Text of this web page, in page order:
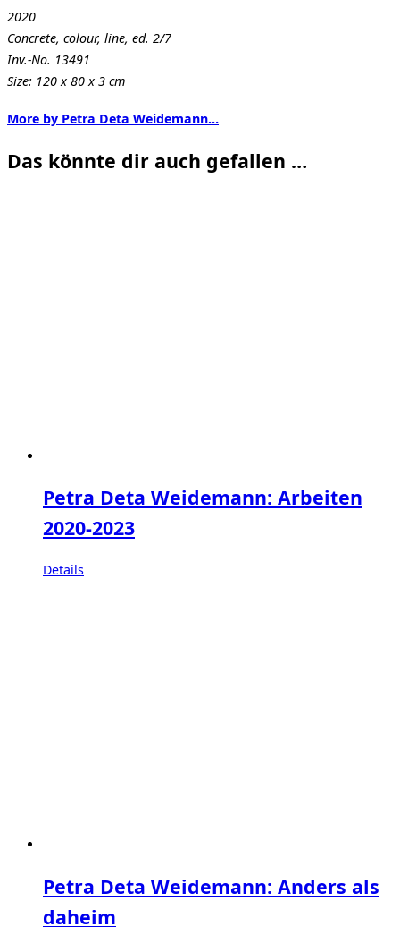
2020
Concrete, colour, line, ed. 2/7
Inv.-No. 13491
Size: 120 x 80 x 3 cm
More by Petra Deta Weidemann…
Das könnte dir auch gefallen …
Petra Deta Weidemann: Arbeiten
2020-2023
Details
Petra Deta Weidemann: Anders als
daheim